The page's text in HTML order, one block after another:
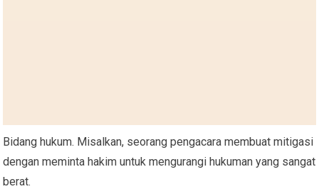
Bidang hukum. Misalkan, seorang pengacara membuat mitigasi
dengan meminta hakim untuk mengurangi hukuman yang sangat
berat.